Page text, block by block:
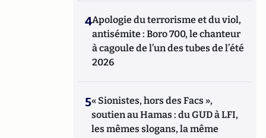
4Apologie du terrorisme et du viol,
antisémite : Boro 700, le chanteur
à cagoule de l’un des tubes de l’été
2026
5« Sionistes, hors des Facs »,
soutien au Hamas : du GUD à LFI,
les mêmes slogans, la même